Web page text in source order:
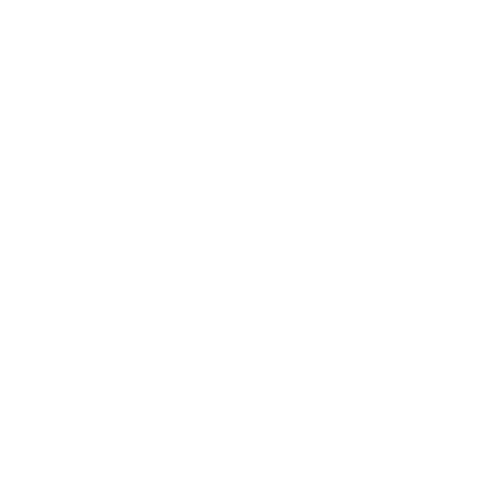
rovnako ako starostlivú gastronomickú ponuku a
vonkajšia terasa so živou atmosférou a príjemný, plne
možností s pečaťou kvality Servigroup a bar-lounge „El
vykonávajú odborníci z nemocnice IMED Levante v Benidorme.
áut, 24-hodinová recepcia, izbová služba, práčovňa
lehátka a slnečníky (prípadne za poplatok).
penziou.
navyše. Niektoré služby sú závislé od ročného obdobia a od